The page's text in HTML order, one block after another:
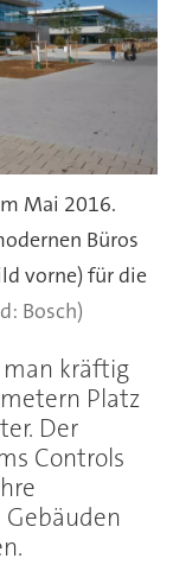
Mai 2016.
Büros
vorne) für die
Bosch)
kräftig
Platz
Der
Controls